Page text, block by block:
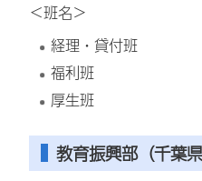
＜班名＞
経理・貸付班
福利班
厚生班
教育振興部（千葉